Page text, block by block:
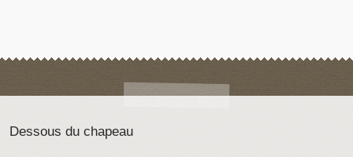
Dessous du chapeau